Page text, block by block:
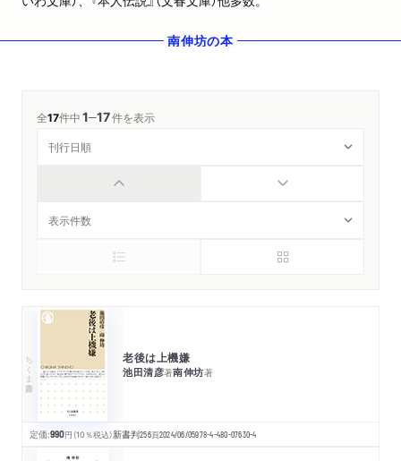
南伸坊の本
全17件中1─17件を表示
ちくま新書 老後は上機嫌
池田清彦著南伸坊著
定価:990円 （10％税込）新書判256頁2024/06/05978-4-480-07630-4